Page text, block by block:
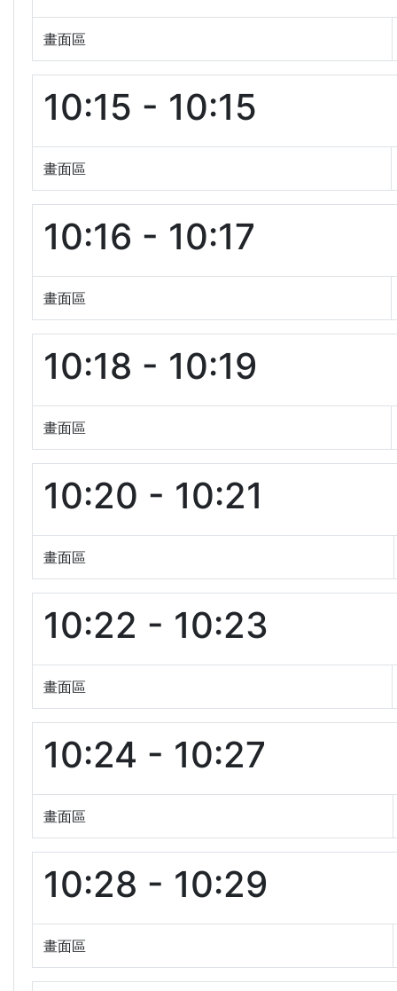
畫面區
10:15 - 10:15
畫面區
10:16 - 10:17
畫面區
10:18 - 10:19
畫面區
10:20 - 10:21
畫面區
10:22 - 10:23
畫面區
10:24 - 10:27
畫面區
10:28 - 10:29
畫面區